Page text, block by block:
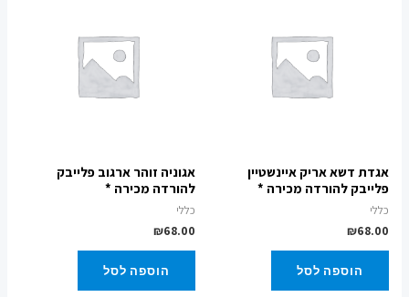
אגדת דשא אריק איינשטיין
פלייבק להורדה מכירה *
כללי
₪68.00
הוספה לסל
אגוניה זוהר ארגוב פלייבק
להורדה מכירה *
כללי
₪68.00
הוספה לסל